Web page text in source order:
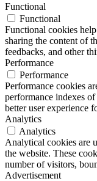
Functional
Functional
Functional cookies
sharing the content of
feedbacks, and other
Performance
Performance
Performance cookies
performance indexes
better user experience
Analytics
Analytics
Analytical cookies are
the website. These
number of visitors,
Advertisement